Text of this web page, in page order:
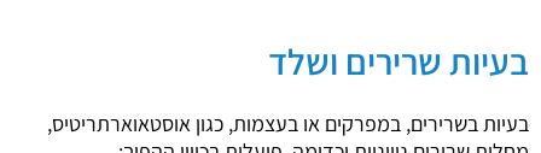
בעיות שרירים ושלד
בעיות בשרירים, במפרקים או בעצמות, כגון אוסטאוארתריטיס,